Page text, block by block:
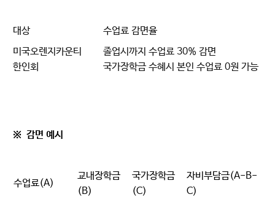
대상
수업료 감면율
미국오렌지카운티
한인회
졸업시까지 수업료 30% 감면
국가장학금 수혜시 본인 수업료 0원 가능
※ 감면 예시
수업료(A)
교내장학금
(B)
국가장학금
(C)
자비부담금(A-B-
C)